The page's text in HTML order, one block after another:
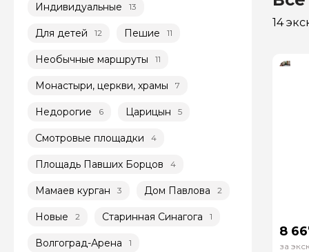
Индивидуальные 13
Для детей 12 Пешие 11
Необычные маршруты 11
Монастыри, церкви, храмы 7
Недорогие 6 Царицын 5
Смотровые площадки 4
Площадь Павших Борцов 4
Мамаев курган 3 Дом Павлова 2
Новые 2 Старинная Синагога 1
Волгоград-Арена 1
14
8
за